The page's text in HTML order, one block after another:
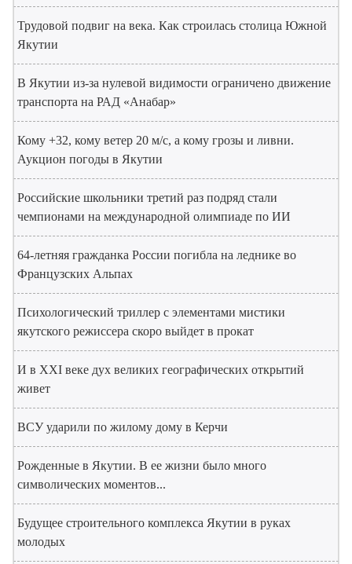
Трудовой подвиг на века. Как строилась столица Южной
Якутии
В Якутии из-за нулевой видимости ограничено движение
транспорта на РАД «Анабар»
Кому +32, кому ветер 20 м/с, а кому грозы и ливни.
Аукцион погоды в Якутии
Российские школьники третий раз подряд стали
чемпионами на международной олимпиаде по ИИ
64-летняя гражданка России погибла на леднике во
Французских Альпах
Психологический триллер с элементами мистики
якутского режиссера скоро выйдет в прокат
И в XXI веке дух великих географических открытий
живет
ВСУ ударили по жилому дому в Керчи
Рожденные в Якутии. В ее жизни было много
символических моментов...
Будущее строительного комплекса Якутии в руках
молодых